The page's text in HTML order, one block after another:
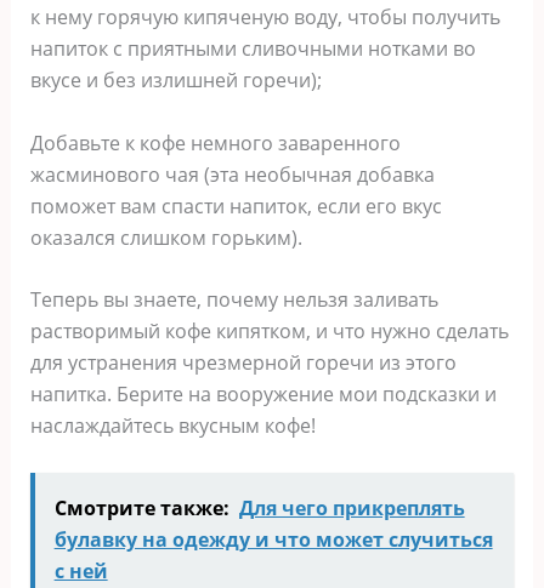
к нему горячую кипяченую воду, чтобы получить
напиток с приятными сливочными нотками во
вкусе и без излишней горечи);
Добавьте к кофе немного заваренного
жасминового чая (эта необычная добавка
поможет вам спасти напиток, если его вкус
оказался слишком горьким).
Теперь вы знаете, почему нельзя заливать
растворимый кофе кипятком, и что нужно сделать
для устранения чрезмерной горечи из этого
напитка. Берите на вооружение мои подсказки и
наслаждайтесь вкусным кофе!
Смотрите также: Для чего прикреплять
булавку на одежду и что может случиться
с ней